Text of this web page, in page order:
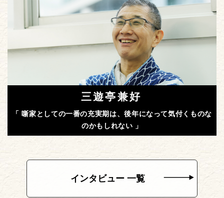
三遊亭兼好
「 噺家としての一番の充実期は、後年になって気付くものな
のかもしれない 」
インタビュー 一覧